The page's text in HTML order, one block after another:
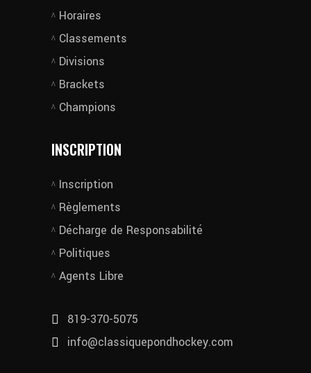
Horaires
Classements
Divisions
Brackets
Champions
INSCRIPTION
Inscription
Règlements
Décharge de Responsabilité
Politiques
Agents Libre
819-370-5075
info@classiquepondhockey.com